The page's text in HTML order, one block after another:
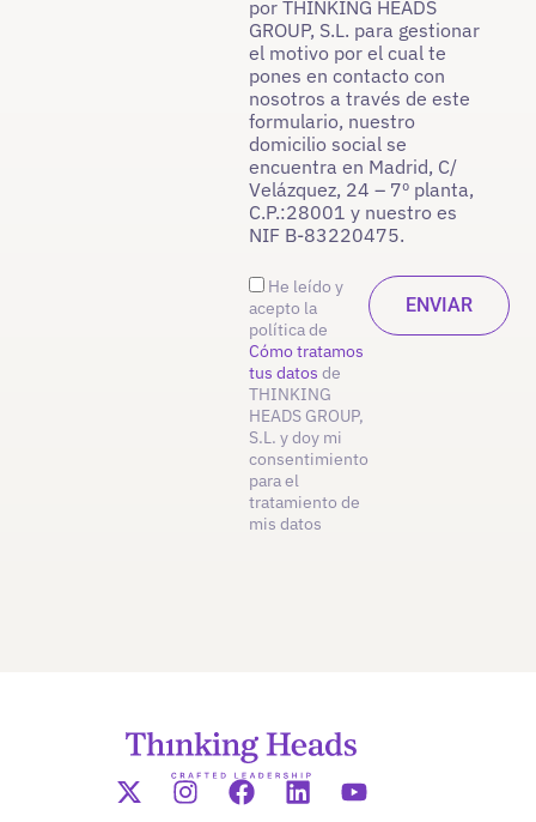
por THINKING HEADS
GROUP, S.L. para gestionar
el motivo por el cual te
pones en contacto con
nosotros a través de este
formulario, nuestro
domicilio social se
encuentra en Madrid, C/
Velázquez, 24 – 7º planta,
C.P.:28001 y nuestro es
NIF B-83220475.
He leído y
acepto la
política de
Cómo tratamos
tus datos de
THINKING
HEADS GROUP,
S.L. y doy mi
consentimiento
para el
tratamiento de
mis datos